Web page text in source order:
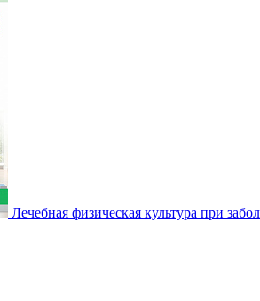
Лечебная физическая культура при